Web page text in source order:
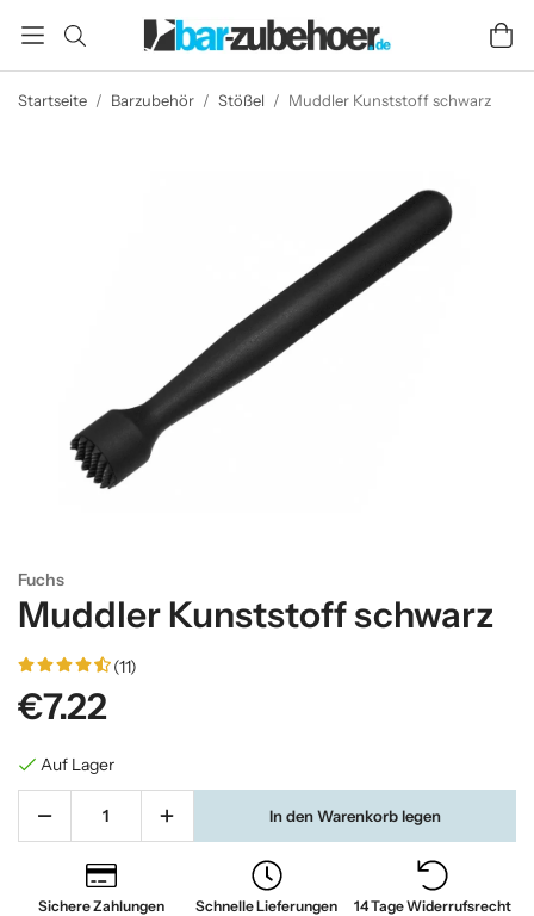
Startseite / Barzubehör / Stößel / Muddler Kunststoff schwarz
Fuchs
Muddler Kunststoff schwarz
(11)
€7.22
Auf Lager
In den Warenkorb legen
Sichere Zahlungen
Schnelle Lieferungen
14 Tage Widerrufsrecht